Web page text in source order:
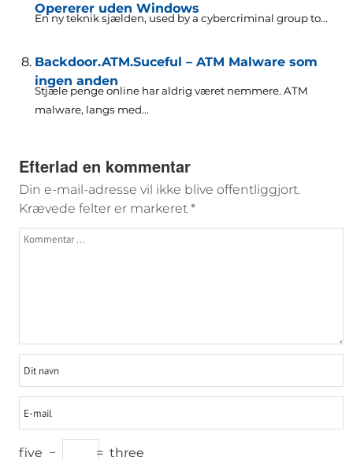
Opererer uden Windows
En ny teknik sjælden, used by a cybercriminal group to...
Backdoor.ATM.Suceful – ATM Malware som
ingen anden
Stjæle penge online har aldrig været nemmere. ATM
malware, langs med...
Efterlad en kommentar
Din e-mail-adresse vil ikke blive offentliggjort.
Krævede felter er markeret *
five − = three